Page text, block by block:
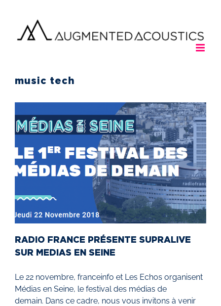
contenu
music tech
RADIO FRANCE PRÉSENTE SUPRALIVE
SUR MEDIAS EN SEINE
Le 22 novembre, franceinfo et Les Echos organisent
Médias en Seine, le festival des médias de
demain. Dans ce cadre, nous vous invitons à venir